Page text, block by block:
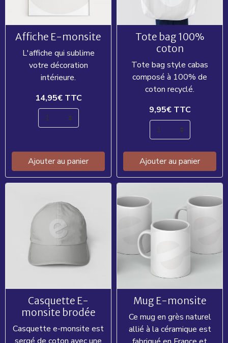
Affiche E-monsite
L'affiche qui sublime
votre décoration
intérieure.
14,95€ TTC
Ajouter au panier
Tote bag 100%
coton
Tote bag style cabas
composé à 100% de
coton recyclé.
9,95€ TTC
Ajouter au panier
Casquette E-
monsite brodée
Casquette e-monsite est
Mug E-monsite
Ce mug en grès naturel
allié à la céramique est